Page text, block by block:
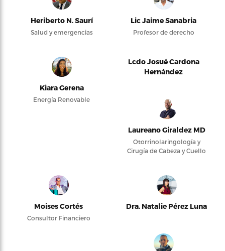
Heriberto N. Saurí
Salud y emergencias
Lic Jaime Sanabria
Profesor de derecho
Kiara Gerena
Energía Renovable
Lcdo Josué Cardona
Hernández
Laureano Giraldez MD
Otorrinolaringología y
Cirugía de Cabeza y Cuello
Moises Cortés
Consultor Financiero
Dra. Natalie Pérez Luna